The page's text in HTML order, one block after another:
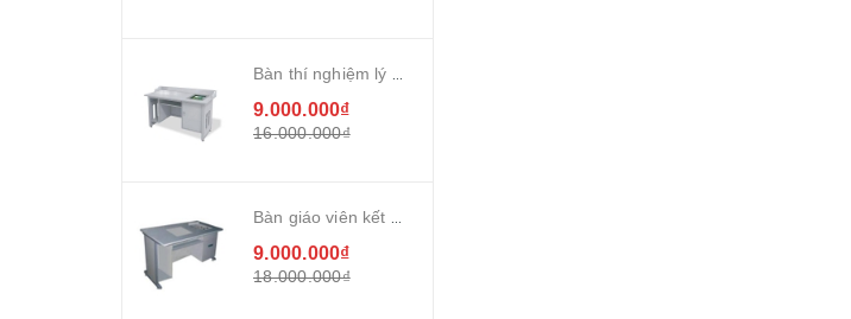
9.000.000₫
16.000.000₫
9.000.000₫
18.000.000₫